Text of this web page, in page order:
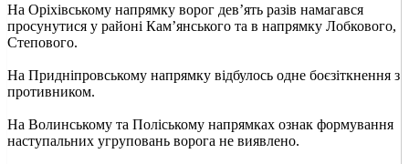
На Оріхівському напрямку ворог дев’ять разів намагався
просунутися у районі Кам’янського та в напрямку Лобкового,
Степового.
На Придніпровському напрямку відбулось одне боєзіткнення з
противником.
На Волинському та Поліському напрямках ознак формування
наступальних угруповань ворога не виявлено.